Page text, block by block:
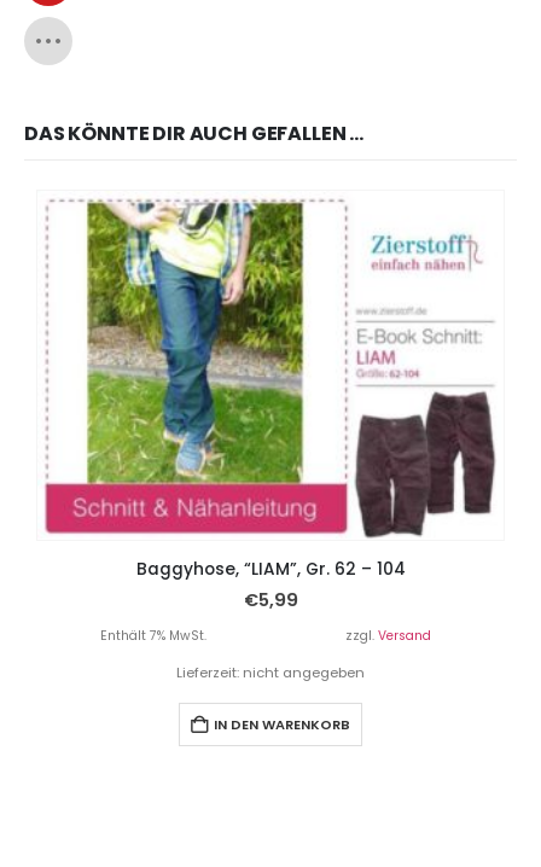
DAS KÖNNTE DIR AUCH GEFALLEN …
Baggyhose, “LIAM”, Gr. 62 – 104
€5,99
Enthält 7% MwSt. zzgl. Versand
Lieferzeit: nicht angegeben
IN DEN WARENKORB